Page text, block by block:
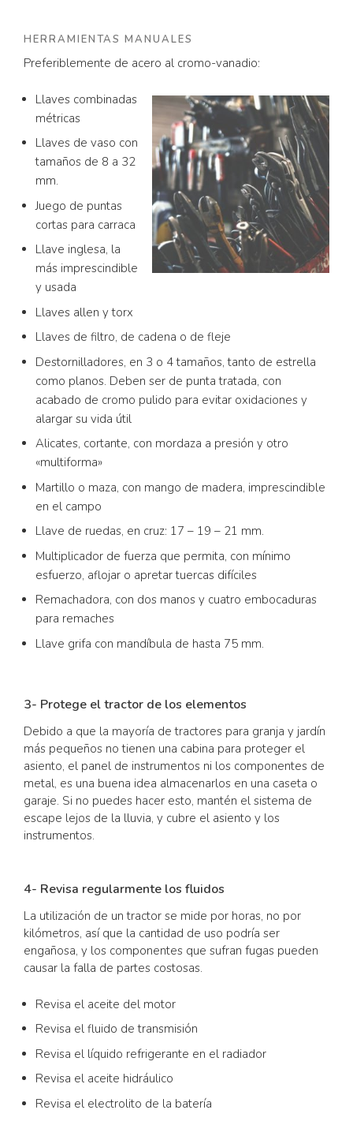
HERRAMIENTAS MANUALES
Preferiblemente de acero al cromo-vanadio:
Llaves combinadas
métricas
Llaves de vaso con
tamaños de 8 a 32
mm.
Juego de puntas
cortas para carraca
Llave inglesa, la
más imprescindible
y usada
Llaves allen y torx
Llaves de filtro, de cadena o de fleje
Destornilladores, en 3 o 4 tamaños, tanto de estrella
como planos. Deben ser de punta tratada, con
acabado de cromo pulido para evitar oxidaciones y
alargar su vida útil
Alicates, cortante, con mordaza a presión y otro
«multiforma»
Martillo o maza, con mango de madera, imprescindible
en el campo
Llave de ruedas, en cruz: 17 – 19 – 21 mm.
Multiplicador de fuerza que permita, con mínimo
esfuerzo, aflojar o apretar tuercas difíciles
Remachadora, con dos manos y cuatro embocaduras
para remaches
Llave grifa con mandíbula de hasta 75 mm.
3- Protege el tractor de los elementos
Debido a que la mayoría de tractores para granja y jardín
más pequeños no tienen una cabina para proteger el
asiento, el panel de instrumentos ni los componentes de
metal, es una buena idea almacenarlos en una caseta o
garaje. Si no puedes hacer esto, mantén el sistema de
escape lejos de la lluvia, y cubre el asiento y los
instrumentos.
4- Revisa regularmente los fluidos
La utilización de un tractor se mide por horas, no por
kilómetros, así que la cantidad de uso podría ser
engañosa, y los componentes que sufran fugas pueden
causar la falla de partes costosas.
Revisa el aceite del motor
Revisa el fluido de transmisión
Revisa el líquido refrigerante en el radiador
Revisa el aceite hidráulico
Revisa el electrolito de la batería